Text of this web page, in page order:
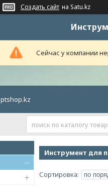
Создать сайт на Satu.kz
Сейчас у компании
ptshop.kz
Инструмент для